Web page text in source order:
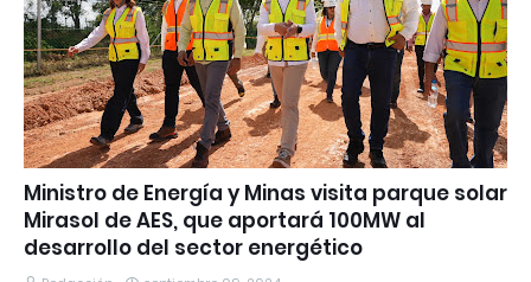
Ministro de Energía y Minas visita parque solar
Mirasol de AES, que aportará 100MW al
desarrollo del sector energético